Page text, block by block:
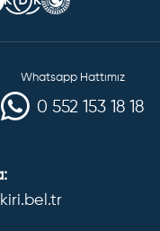
Whatsapp Hattımız
0 552 153 18 18